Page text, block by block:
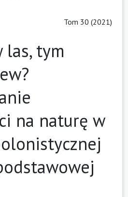
Tom 30 (2021)
las, tym
na naturę w